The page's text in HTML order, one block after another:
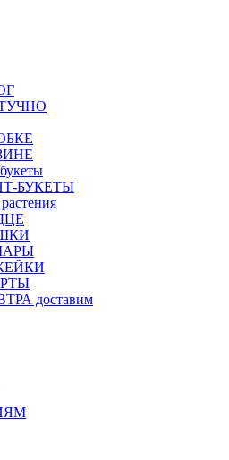
БУКЕТЫ
доставим